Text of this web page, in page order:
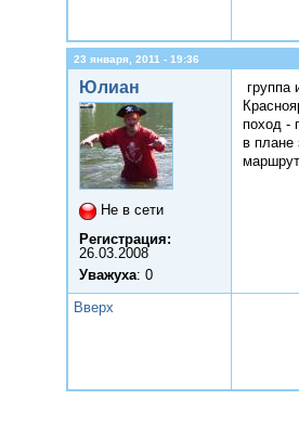
23 января, 2011 - 19:36
Юлиан
Не в сети
Регистрация:
26.03.2008
Уважуха: 0
группа
поход -
в плане
Вверх